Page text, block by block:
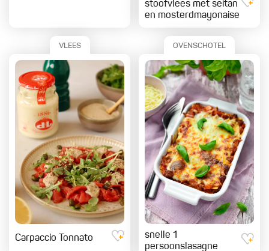
stoofvlees met seitan
en mosterdmayonaise
VLEES
Carpaccio Tonnato
OVENSCHOTEL
snelle 1
persoonslasagne